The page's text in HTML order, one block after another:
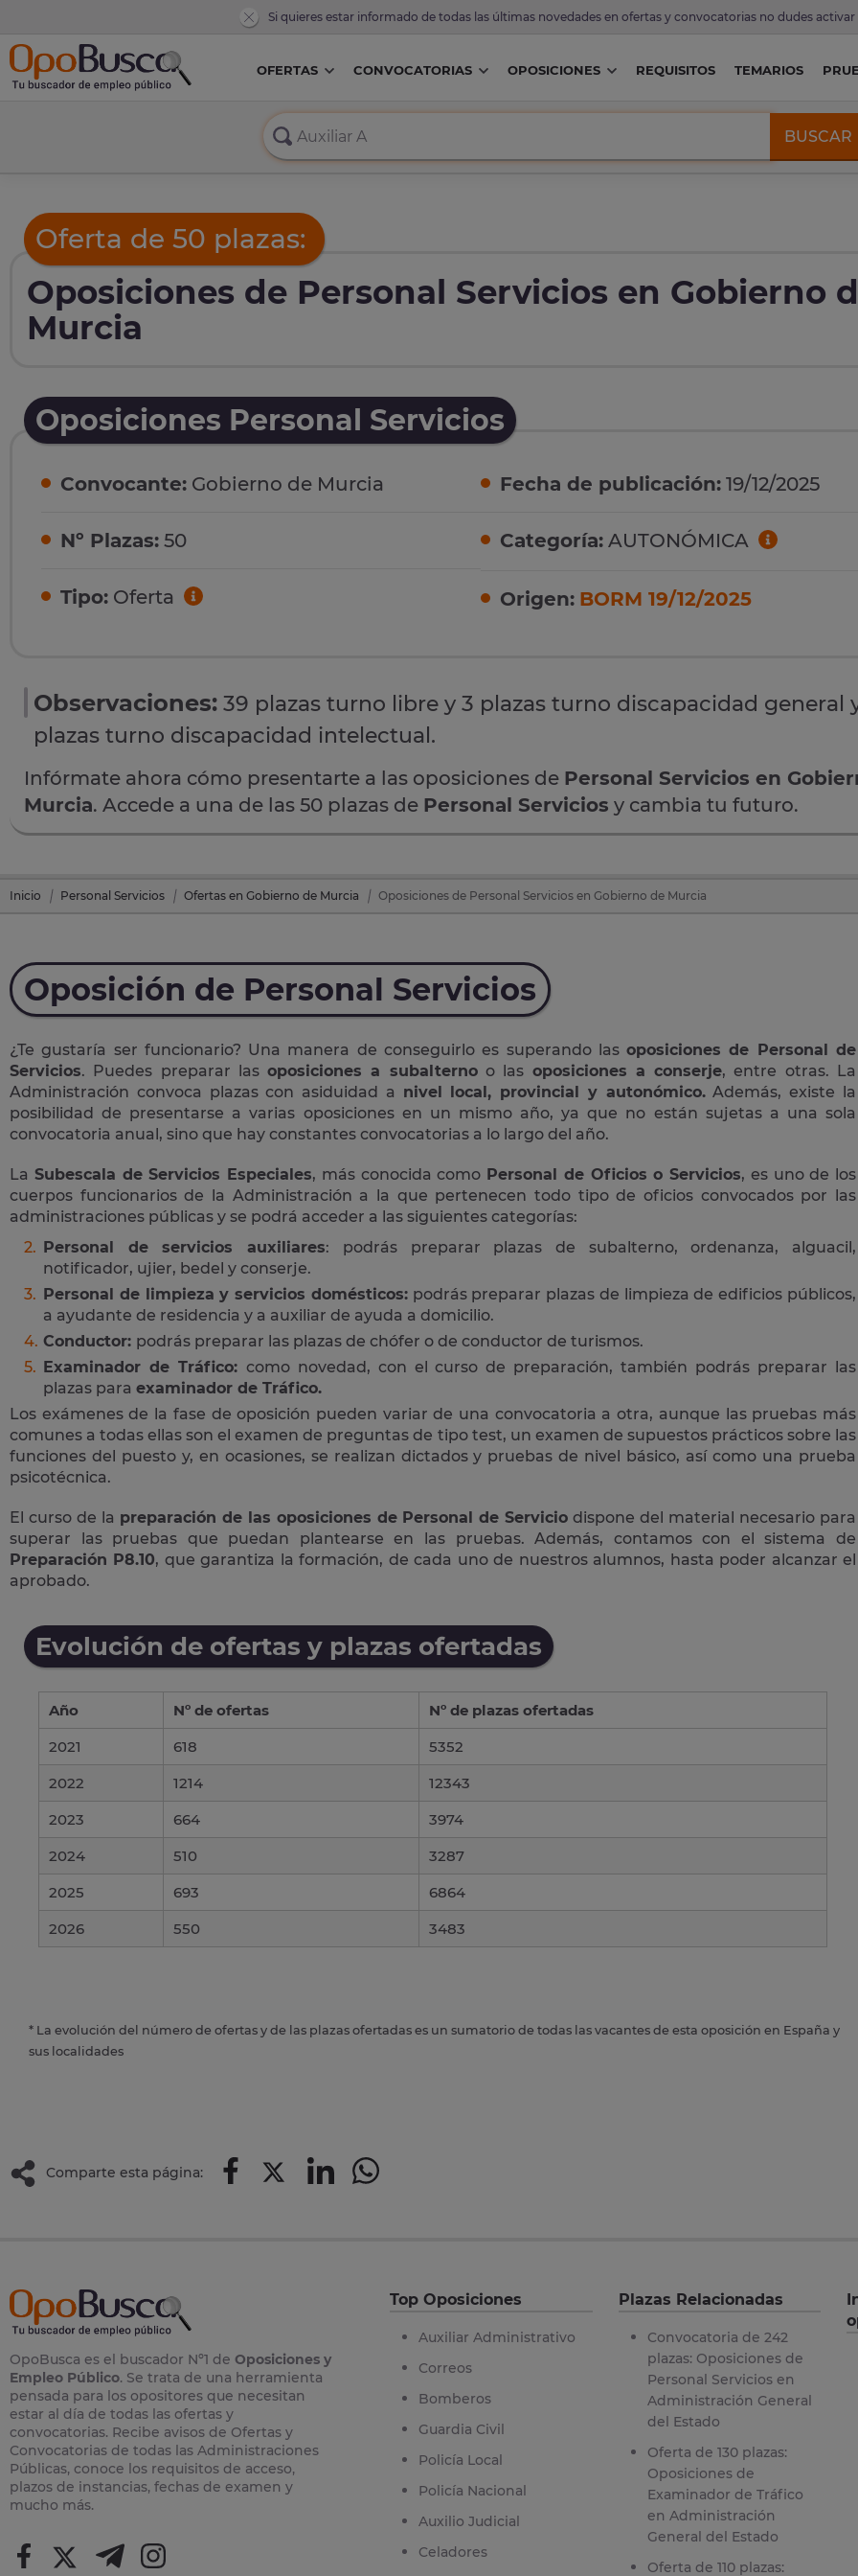
Si quieres estar informado de todas las últimas novedades en ofertas y convocatorias no dudes activar
OFERTAS CONVOCATORIAS OPOSICIONES REQUISITOS TEMARIOS
BUSCAR
Oferta de 50 plazas:
Oposiciones de Personal Servicios en Gobierno
Murcia
Oposiciones Personal Servicios
Convocante: Gobierno de Murcia
Nº Plazas: 50
Tipo: Oferta
Fecha de publicación: 19/12/2025
Categoría: AUTONÓMICA
Origen: BORM 19/12/2025
Observaciones: 39 plazas turno libre y 3 plazas turno discapacidad general
plazas turno discapacidad intelectual.
Infórmate ahora cómo presentarte a las oposiciones de Personal Servicios en
Murcia. Accede a una de las 50 plazas de Personal Servicios y cambia tu futuro.
Inicio Personal Servicios Ofertas en Gobierno de Murcia Oposiciones de Personal Servicios en Gobierno de Murcia
Oposición de Personal Servicios
¿Te gustaría ser funcionario? Una manera de conseguirlo es superando lasoposiciones de Personal de
Servicios. Puedes preparar lasoposiciones a subalternoo las oposiciones a conserje, entre otras. La
Administración convoca plazas con asiduidad a nivel local, provincial y autonómico.Además, existe la
posibilidad de presentarse a varias oposiciones en un mismo año, ya que no están sujetas a una sola
convocatoria anual, sino que hay constantes convocatorias a lo largo del año.
La Subescala de Servicios Especiales, más conocida como Personal de Oficios o Servicios, es uno de los
cuerpos funcionarios de la Administración a la que pertenecen todo tipo de oficios convocados por las
administraciones públicas y se podrá acceder a las siguientes categorías:
Personal de servicios auxiliares: podrás preparar plazas de subalterno, ordenanza, alguacil,
notificador, ujier, bedel y conserje.
Personal de limpieza y servicios domésticos:podrás preparar plazas de limpieza de edificios públicos,
a ayudante de residencia y a auxiliar de ayuda a domicilio.
Conductor: podrás preparar las plazas de chófer o de conductor de turismos.
Examinador de Tráfico: como novedad, con el curso de preparación, también podrás preparar las
plazas para examinador de Tráfico.
Los exámenes de la fase de oposición pueden variar de una convocatoria a otra, aunque las pruebas más
comunes a todas ellas son el examen de preguntas de tipo test, un examen de supuestos prácticos sobre las
funciones del puesto y, en ocasiones, se realizan dictados y pruebas de nivel básico, así como una prueba
psicotécnica.
El curso de la preparación de las oposiciones de Personal de Servicio dispone del material necesario para
superar las pruebas que puedan plantearse en las pruebas. Además, contamos con el sistema de
Preparación P8.10, que garantiza la formación, de cada uno de nuestros alumnos, hasta poder alcanzar el
aprobado.
Evolución de ofertas y plazas ofertadas
Año Nº de ofertas
Nº de plazas ofertadas
2021
618
5352
2022
1214
12343
2023
664
3974
2024
510
3287
2025
693
6864
2026
550 3483
* La evolución del número de ofertas y de las plazas ofertadas es un sumatorio de todas las vacantes de esta oposición en España y
sus localidades
Comparte esta página:
OpoBusca es el buscador Nº1 de Oposiciones y
Empleo Público. Se trata de una herramienta
pensada para los opositores que necesitan
estar al día de todas las ofertas y
convocatorias. Recibe avisos de Ofertas y
Convocatorias de todas las Administraciones
Públicas, conoce los requisitos de acceso,
plazos de instancias, fechas de examen y
mucho más.
Top Oposiciones
Auxiliar Administrativo
Correos
Bomberos
Guardia Civil
Policía Local
Policía Nacional
Auxilio Judicial
Celadores
Plazas Relacionadas
Convocatoria de 242
plazas: Oposiciones de
Personal Servicios en
Administración General
del Estado
Oferta de 130 plazas:
Oposiciones de
Examinador de Tráfico
en Administración
General del Estado
Oferta de 110 plazas: